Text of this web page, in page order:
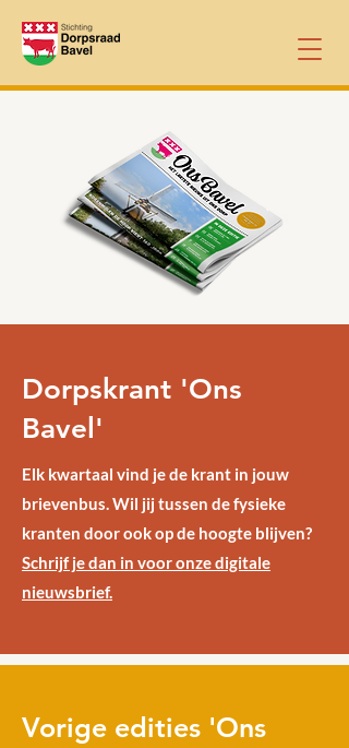
Dorpskrant 'Ons
Bavel'
Elk kwartaal vind je de krant in jouw
brievenbus. Wil jij tussen de fysieke
kranten door ook op de hoogte blijven?
Schrijf je dan in voor onze digitale
nieuwsbrief.
Vorige edities 'Ons